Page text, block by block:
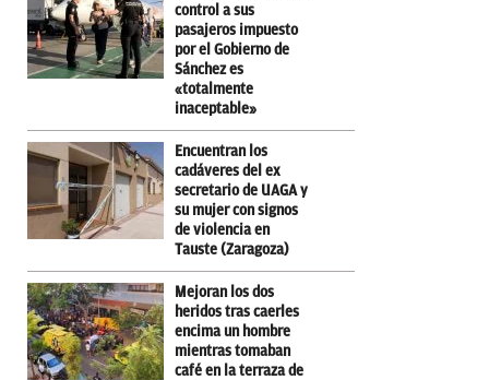
control a sus
pasajeros impuesto
por el Gobierno de
Sánchez es
«totalmente
inaceptable»
Encuentran los
cadáveres del ex
secretario de UAGA y
su mujer con signos
de violencia en
Tauste (Zaragoza)
Mejoran los dos
heridos tras caerles
encima un hombre
mientras tomaban
café en la terraza de